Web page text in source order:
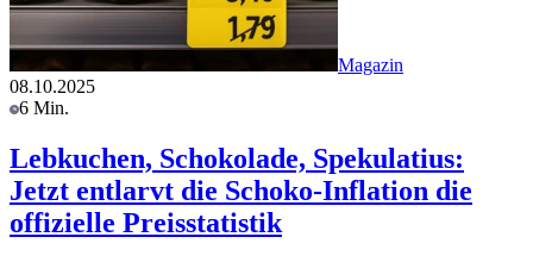
Magazin
08.10.2025
6 Min.
Lebkuchen, Schokolade, Spekulatius:
Jetzt entlarvt die Schoko-Inflation die
offizielle Preisstatistik